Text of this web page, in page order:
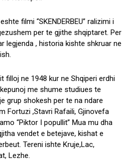
filmi “SKENDERBEU” ralizimi i
per te gjithe shqiptaret. Per
legjenda , historia kishte shkruar ne
filloj ne 1948 kur ne Shqiperi erdhi
me shume studiues te
grup shokesh per te na ndare
Fortuzi ,Stavri Rafaili, Gjinovefa
“Piktor I popullit” Mua mu dha
vendet e betejave, kishat e
Tereni ishte Kruje,Lac,
Lezhe.